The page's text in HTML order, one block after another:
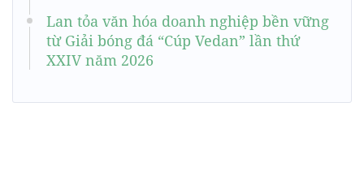
Lan tỏa văn hóa doanh nghiệp bền vững
từ Giải bóng đá “Cúp Vedan” lần thứ
XXIV năm 2026